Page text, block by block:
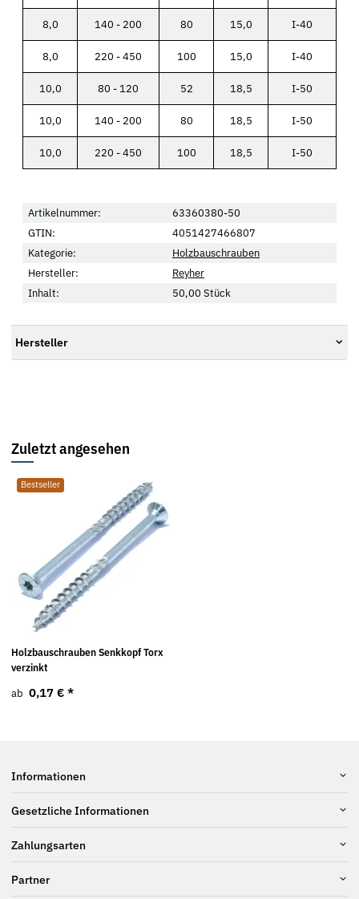
8,0 140 - 200 80 15,0 I-40
8,0 220 - 450 100 15,0 I-40
10,0 80 - 120 52 18,5 I-50
10,0 140 - 200 80 18,5 I-50
10,0 220 - 450 100 18,5 I-50
Artikelnummer:
63360380-50
GTIN:
4051427466807
Kategorie:
Holzbauschrauben
Hersteller:
Reyher
Inhalt:
50,00 Stück
Hersteller
Zuletzt angesehen
Bestseller
Holzbauschrauben Senkkopf Torx
verzinkt
ab 0,17 € *
Informationen
Gesetzliche Informationen
Zahlungsarten
Partner